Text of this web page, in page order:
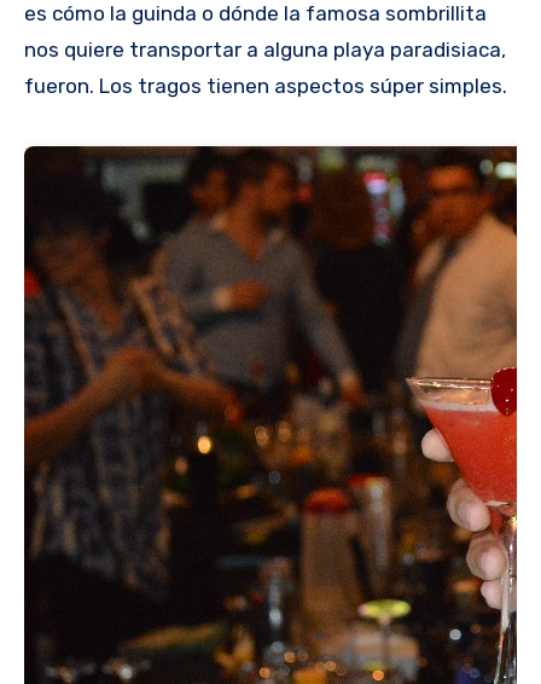
es cómo la guinda o dónde la famosa sombrillita
nos quiere transportar a alguna playa paradisiaca,
fueron. Los tragos tienen aspectos súper simples.